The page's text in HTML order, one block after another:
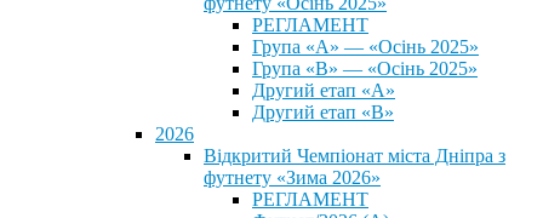
РЕГЛАМЕНТ
Група «А» — «Осінь 2025»
Група «В» — «Осінь 2025»
Другий етап «А»
Другий етап «В»
2026
Відкритий Чемпіонат міста Дніпра з
футнету «Зима 2026»
РЕГЛАМЕНТ